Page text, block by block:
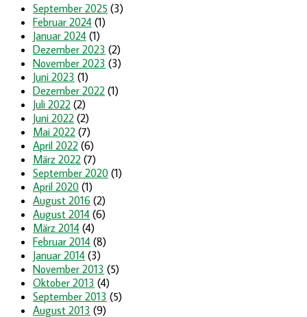
September 2025 (3)
Februar 2024 (1)
Januar 2024 (1)
Dezember 2023 (2)
November 2023 (3)
Juni 2023 (1)
Dezember 2022 (1)
Juli 2022 (2)
Juni 2022 (2)
Mai 2022 (7)
April 2022 (6)
März 2022 (7)
September 2020 (1)
April 2020 (1)
August 2016 (2)
August 2014 (6)
März 2014 (4)
Februar 2014 (8)
Januar 2014 (3)
November 2013 (5)
Oktober 2013 (4)
September 2013 (5)
August 2013 (9)